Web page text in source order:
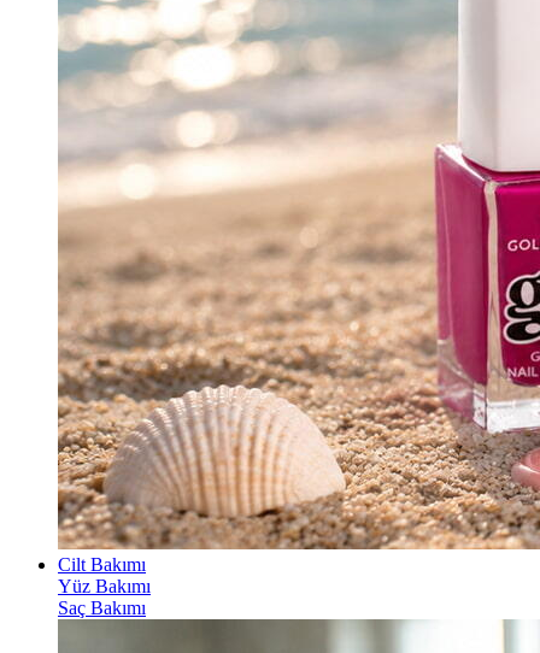
Cilt Bakımı
Yüz Bakımı
Saç Bakımı